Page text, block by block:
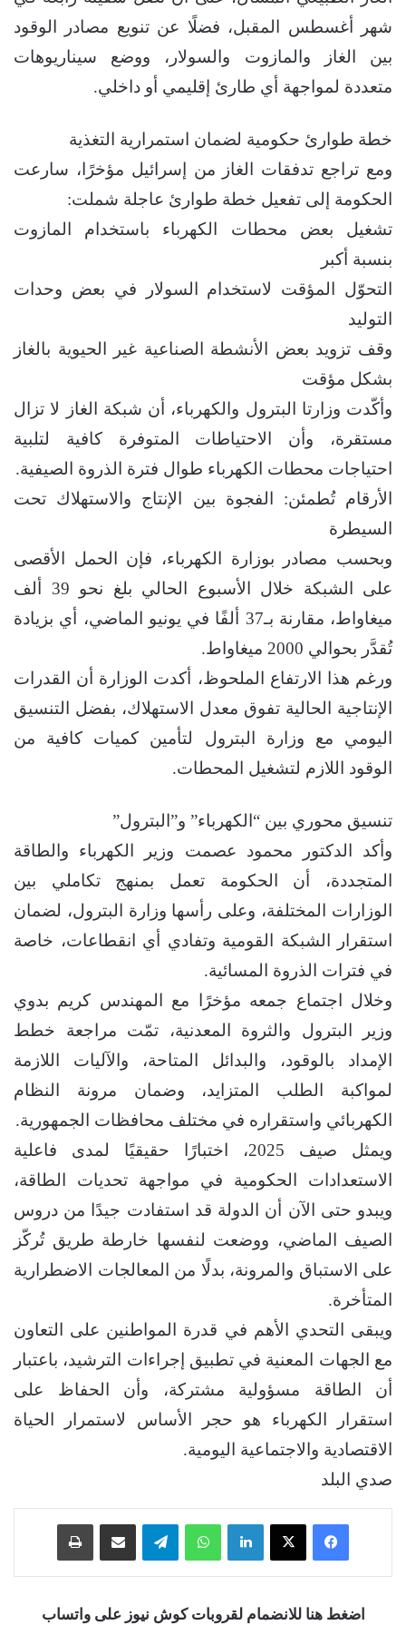
شهر أغسطس المقبل، فضلًا عن تنويع مصادر الوقود
بين الغاز والمازوت والسولار، ووضع سيناريوهات
متعددة لمواجهة أي طارئ إقليمي أو داخلي.
خطة طوارئ حكومية لضمان استمرارية التغذية
ومع تراجع تدفقات الغاز من إسرائيل مؤخرًا، سارعت
الحكومة إلى تفعيل خطة طوارئ عاجلة شملت:
تشغيل بعض محطات الكهرباء باستخدام المازوت
بنسبة أكبر
التحوّل المؤقت لاستخدام السولار في بعض وحدات
التوليد
وقف تزويد بعض الأنشطة الصناعية غير الحيوية بالغاز
بشكل مؤقت
وأكّدت وزارتا البترول والكهرباء، أن شبكة الغاز لا تزال
مستقرة، وأن الاحتياطات المتوفرة كافية لتلبية
احتياجات محطات الكهرباء طوال فترة الذروة الصيفية.
الأرقام تُطمئن: الفجوة بين الإنتاج والاستهلاك تحت
السيطرة
وبحسب مصادر بوزارة الكهرباء، فإن الحمل الأقصى
على الشبكة خلال الأسبوع الحالي بلغ نحو 39 ألف
ميغاواط، مقارنة بـ37 ألفًا في يونيو الماضي، أي بزيادة
تُقدَّر بحوالي 2000 ميغاواط.
ورغم هذا الارتفاع الملحوظ، أكدت الوزارة أن القدرات
الإنتاجية الحالية تفوق معدل الاستهلاك، بفضل التنسيق
اليومي مع وزارة البترول لتأمين كميات كافية من
الوقود اللازم لتشغيل المحطات.
تنسيق محوري بين “الكهرباء” و”البترول”
وأكد الدكتور محمود عصمت وزير الكهرباء والطاقة
المتجددة، أن الحكومة تعمل بمنهج تكاملي بين
الوزارات المختلفة، وعلى رأسها وزارة البترول، لضمان
استقرار الشبكة القومية وتفادي أي انقطاعات، خاصة
في فترات الذروة المسائية.
وخلال اجتماع جمعه مؤخرًا مع المهندس كريم بدوي
وزير البترول والثروة المعدنية، تمّت مراجعة خطط
الإمداد بالوقود، والبدائل المتاحة، والآليات اللازمة
لمواكبة الطلب المتزايد، وضمان مرونة النظام
الكهربائي واستقراره في مختلف محافظات الجمهورية.
ويمثل صيف 2025، اختبارًا حقيقيًا لمدى فاعلية
الاستعدادات الحكومية في مواجهة تحديات الطاقة،
ويبدو حتى الآن أن الدولة قد استفادت جيدًا من دروس
الصيف الماضي، ووضعت لنفسها خارطة طريق تُركّز
على الاستباق والمرونة، بدلًا من المعالجات الاضطرارية
المتأخرة.
ويبقى التحدي الأهم في قدرة المواطنين على التعاون
مع الجهات المعنية في تطبيق إجراءات الترشيد، باعتبار
أن الطاقة مسؤولية مشتركة، وأن الحفاظ على
استقرار الكهرباء هو حجر الأساس لاستمرار الحياة
الاقتصادية والاجتماعية اليومية.
صدي البلد
فيسبوك ‫X لينكدإن واتساب تيلقرام
اضغط هنا للانضمام لقروبات كوش نيوز على واتساب